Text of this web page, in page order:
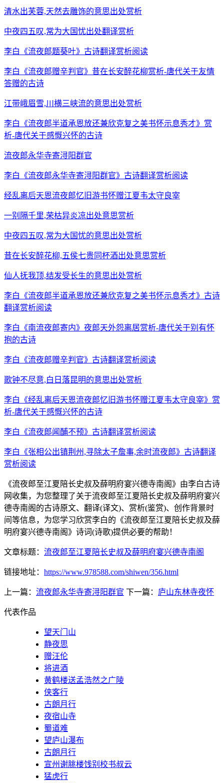
清水出芙蓉,天然去雕饰的意思出处赏析
中夜四五叹,常为大国忧出处翻译赏析
李白《流夜郎题葵叶》古诗翻译赏析阅读
李白《流夜郎赠辛判官》昔在长安醉花柳赏析-唐代关于友情
答赠的古诗
江带峨眉雪,川横三峡流的意思出处赏析
李白《流夜郎半道承恩放还兼欣克复之美书怀示息秀才》赏
析-唐代关于感慨兴怀的古诗
流夜郎永华寺寄浔阳群官
李白《流夜郎永华寺寄浔阳群官》古诗翻译赏析阅读
经乱离后天恩流夜郎忆旧游书怀赠江夏韦太守良宰
一别隔千里,荣枯异炎凉出处意思赏析
中夜四五叹,常为大国忧的意思出处赏析
昔在长安醉花柳,五侯七贵同杯酒出处意思赏析
仙人抚我顶,结发受长生的意思出处赏析
李白《流夜郎半道承恩放还兼欣克复之美书怀示息秀才》古诗
翻译赏析阅读
李白《南流夜郎寄内》夜郎天外怨离居赏析-唐代关于别有怀
抱的古诗
李白《流夜郎赠辛判官》古诗翻译赏析阅读
歌钟不尽意,白日落昆明的意思出处赏析
李白《经乱离后天恩流夜郎忆旧游书怀赠江夏韦太守良宰》赏
析-唐代关于感慨兴怀的古诗
李白《流夜郎闻酺不预》古诗翻译赏析阅读
李白《张相公出镇荆州,寻除太子詹事,余时流夜郎》古诗翻译
赏析阅读
《流夜郎至江夏陪长史叔及薛明府宴兴德寺南阁》由李白古诗
网收集，为您整理了关于流夜郎至江夏陪长史叔及薛明府宴兴
德寺南阁的古诗原文、翻译(译文)、赏析(鉴赏)、创作背景时
间等信息，为您学习欣赏李白的《流夜郎至江夏陪长史叔及薛
明府宴兴德寺南阁》诗词(诗歌)提供必要的帮助！
文章标题： 流夜郎至江夏陪长史叔及薛明府宴兴德寺南阁
链接地址： https://www.978588.com/shiwen/356.html
上一篇： 流夜郎永华寺寄浔阳群官 下一篇： 庐山东林寺夜怀
代表作品
望天门山
静夜思
赠汪伦
将进酒
黄鹤楼送孟浩然之广陵
侠客行
古朗月行
夜宿山寺
蜀道难
望庐山瀑布
古朗月行
宣州谢脁楼饯别校书叔云
猛虎行